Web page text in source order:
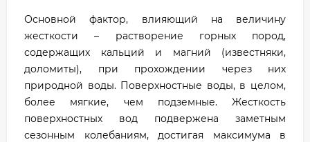
Основной фактор, влияющий на величину
жесткости – растворение горных пород,
содержащих кальций и магний (известняки,
доломиты), при прохождении через них
природной воды. Поверхностные воды, в целом,
более мягкие, чем подземные. Жесткость
поверхностных вод подвержена заметным
сезонным колебаниям, достигая максимума в